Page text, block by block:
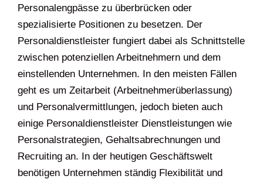
Personalengpässe zu überbrücken oder
spezialisierte Positionen zu besetzen. Der
Personaldienstleister fungiert dabei als Schnittstelle
zwischen potenziellen Arbeitnehmern und dem
einstellenden Unternehmen. In den meisten Fällen
geht es um Zeitarbeit (Arbeitnehmerüberlassung)
und Personalvermittlungen, jedoch bieten auch
einige Personaldienstleister Dienstleistungen wie
Personalstrategien, Gehaltsabrechnungen und
Recruiting an. In der heutigen Geschäftswelt
benötigen Unternehmen ständig Flexibilität und